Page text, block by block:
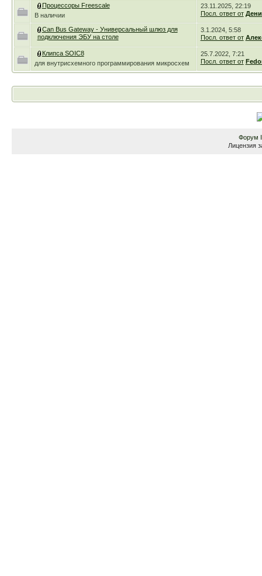
Процессоры Freescale
В наличии
23.11.2025, 22:19
Посл. ответ от
Can Bus Gateway - Универсальный шлюз для
подключения ЭБУ на столе
3.1.2024, 5:58
Посл. ответ от
Клипса SOIC8
для внутрисхемного программирования микросхем
25.7.2022, 7:21
Посл. ответ от
Форум
Лицензия